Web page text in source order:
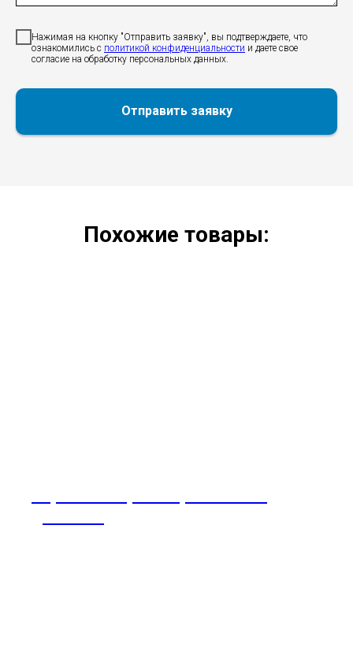
Нажимая на кнопку "Отправить заявку", вы подтверждаете, что
ознакомились c политикой конфиденциальности и даете свое
согласие на обработку персональных данных.
Отправить заявку
Похожие товары: